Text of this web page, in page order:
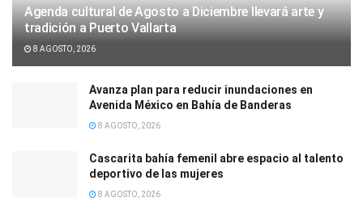
Agenda cultural de Agosto a Diciembre llevará arte y
tradición a Puerto Vallarta
8 AGOSTO, 2026
Avanza plan para reducir inundaciones en
Avenida México en Bahía de Banderas
8 AGOSTO, 2026
Cascarita bahía femenil abre espacio al talento
deportivo de las mujeres
8 AGOSTO, 2026